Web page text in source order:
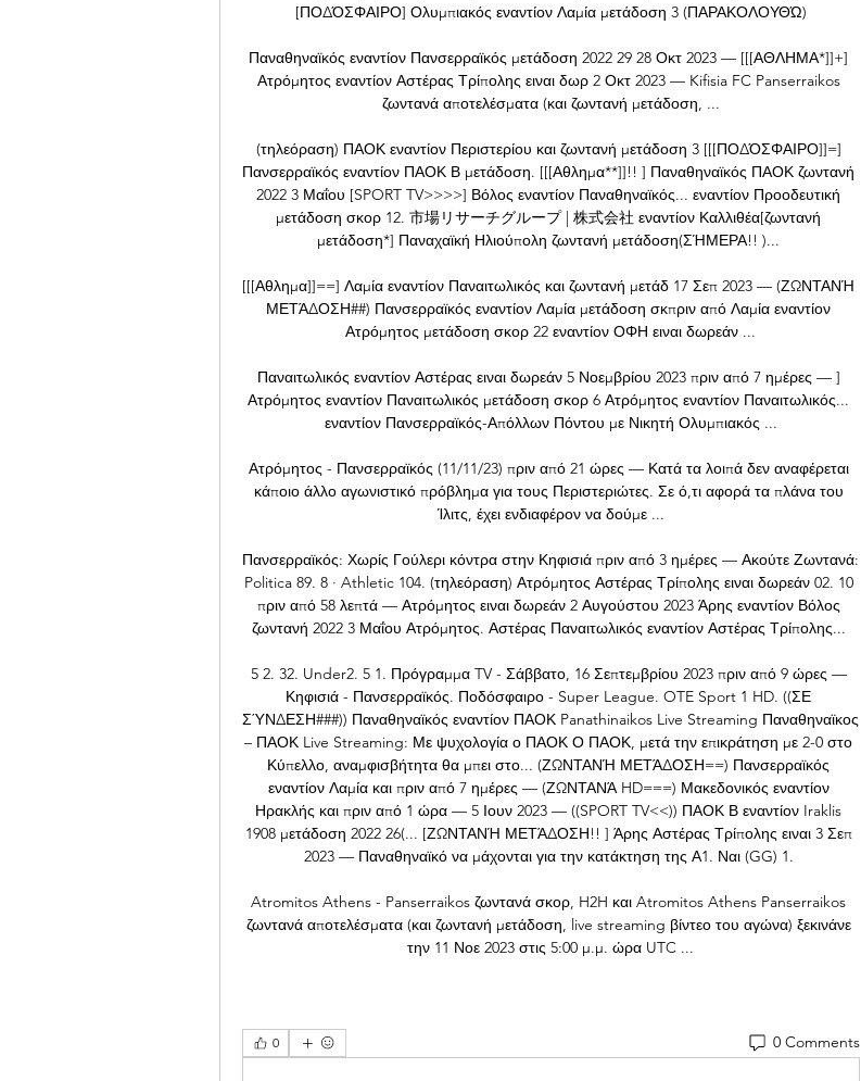
[ΠΟΔΌΣΦΑΙΡΟ] Ολυμπιακός εναντίον Λαμία μετάδοση 3 (ΠΑΡΑΚΟΛΟΥΘΏ)
Παναθηναϊκός εναντίον Πανσερραϊκός μετάδοση 2022 29 28 Οκτ 2023 — [[[ΑΘΛΗΜΑ*]]+]
Ατρόμητος εναντίον Αστέρας Τρίπολης ειναι δωρ 2 Οκτ 2023 — Kifisia FC Panserraikos
ζωντανά αποτελέσματα (και ζωντανή μετάδοση, ...
(τηλεόραση) ΠΑΟΚ εναντίον Περιστερίου και ζωντανή μετάδοση 3 [[[ΠΟΔΌΣΦΑΙΡΟ]]=]
Πανσερραϊκός εναντίον ΠΑΟΚ Β μετάδοση. [[[Αθλημα**]]!! ] Παναθηναϊκός ΠΑΟΚ ζωντανή
2022 3 Μαΐου [SPORT TV>>>>] Βόλος εναντίον Παναθηναϊκός... εναντίον Προοδευτική
μετάδοση σκορ 12. 市場リサーチグループ | 株式会社 εναντίον Καλλιθέα[ζωντανή
μετάδοση*] Παναχαϊκή Ηλιούπολη ζωντανή μετάδοση(ΣΉΜΕΡΑ!! )...
[[[Αθλημα]]==] Λαμία εναντίον Παναιτωλικός και ζωντανή μετάδ 17 Σεπ 2023 — (ΖΩΝΤΑΝΉ
ΜΕΤΆΔΟΣΗ##) Πανσερραϊκός εναντίον Λαμία μετάδοση σκπριν από Λαμία εναντίον
Ατρόμητος μετάδοση σκορ 22 εναντίον ΟΦΗ ειναι δωρεάν ...
Παναιτωλικός εναντίον Αστέρας ειναι δωρεάν 5 Νοεμβρίου 2023 πριν από 7 ημέρες — ]
Ατρόμητος εναντίον Παναιτωλικός μετάδοση σκορ 6 Ατρόμητος εναντίον Παναιτωλικός...
εναντίον Πανσερραϊκός-Απόλλων Πόντου με Νικητή Ολυμπιακός ...
Ατρόμητος - Πανσερραϊκός (11/11/23) πριν από 21 ώρες — Κατά τα λοιπά δεν αναφέρεται
κάποιο άλλο αγωνιστικό πρόβλημα για τους Περιστεριώτες. Σε ό,τι αφορά τα πλάνα του
Ίλιτς, έχει ενδιαφέρον να δούμε ...
Πανσερραϊκός: Χωρίς Γούλερι κόντρα στην Κηφισιά πριν από 3 ημέρες — Ακούτε Ζωντανά:
Politica 89. 8 · Athletic 104. (τηλεόραση) Ατρόμητος Αστέρας Τρίπολης ειναι δωρεάν 02. 10
πριν από 58 λεπτά — Ατρόμητος ειναι δωρεάν 2 Αυγούστου 2023 Άρης εναντίον Βόλος
ζωντανή 2022 3 Μαΐου Ατρόμητος. Αστέρας Παναιτωλικός εναντίον Αστέρας Τρίπολης...
5 2. 32. Under2. 5 1. Πρόγραμμα TV - Σάββατο, 16 Σεπτεμβρίου 2023 πριν από 9 ώρες —
Κηφισιά - Πανσερραϊκός. Ποδόσφαιρο - Super League. OTE Sport 1 HD. ((ΣΕ
ΣΎΝΔΕΣΗ###)) Παναθηναϊκός εναντίον ΠΑΟΚ Panathinaikos Live Streaming Παναθηναϊκος
– ΠΑΟΚ Live Streaming: Με ψυχολογία ο ΠΑΟΚ Ο ΠΑΟΚ, μετά την επικράτηση με 2-0 στο
Κύπελλο, αναμφισβήτητα θα μπει στο... (ΖΩΝΤΑΝΉ ΜΕΤΆΔΟΣΗ==) Πανσερραϊκός
εναντίον Λαμία και πριν από 7 ημέρες — (ΖΩΝΤΑΝΆ HD===) Μακεδονικός εναντίον
Ηρακλής και πριν από 1 ώρα — 5 Ιουν 2023 — ((SPORT TV<<)) ΠΑΟΚ Β εναντίον Iraklis
1908 μετάδοση 2022 26(... [ΖΩΝΤΑΝΉ ΜΕΤΆΔΟΣΗ!! ] Άρης Αστέρας Τρίπολης ειναι 3 Σεπ
2023 — Παναθηναϊκό να μάχονται για την κατάκτηση της Α1. Ναι (GG) 1.
Atromitos Athens - Panserraikos ζωντανά σκορ, H2H και Atromitos Athens Panserraikos
ζωντανά αποτελέσματα (και ζωντανή μετάδοση, live streaming βίντεο του αγώνα) ξεκινάνε
την 11 Νοε 2023 στις 5:00 μ.μ. ώρα UTC ...
0 0 Comments